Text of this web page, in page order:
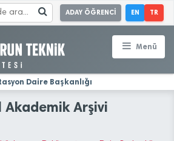
ADAY ÖĞRENCİ EN TR
Menü
Daire Başkanlığı
Akademik Arşivi